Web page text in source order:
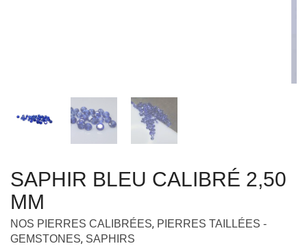
SAPHIR BLEU CALIBRÉ 2,50
MM
NOS PIERRES CALIBRÉES, PIERRES TAILLÉES -
GEMSTONES, SAPHIRS